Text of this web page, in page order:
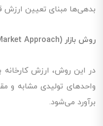
بدهی‌ها مبنای تعیین ارزش
روش بازار (Market Approach)
در این روش، ارزش کارخانه
واحدهای تولیدی مشابه و
برآورد می‌شود.